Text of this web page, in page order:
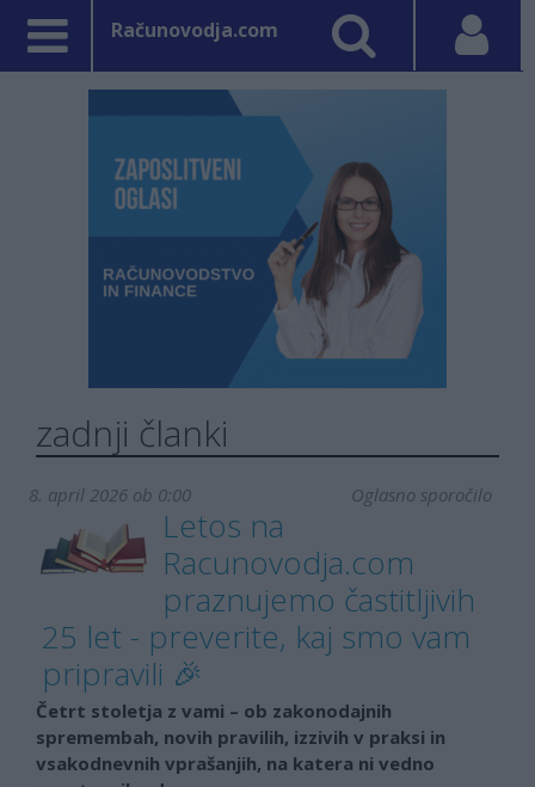
Računovodja.com
zadnji članki
8. april 2026 ob 0:00 Oglasno sporočilo
Letos na
Racunovodja.com
praznujemo častitljivih
25 let - preverite, kaj smo vam
pripravili 🎉
Četrt stoletja z vami – ob zakonodajnih
spremembah, novih pravilih, izzivih v praksi in
vsakodnevnih vprašanjih, na katera ni vedno